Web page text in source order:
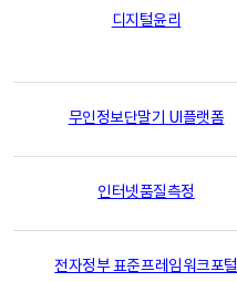
디지털윤리
무인정보단말기 UI플랫폼
인터넷품질측정
전자정부 표준프레임워크포털